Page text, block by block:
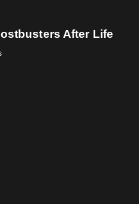
After Life